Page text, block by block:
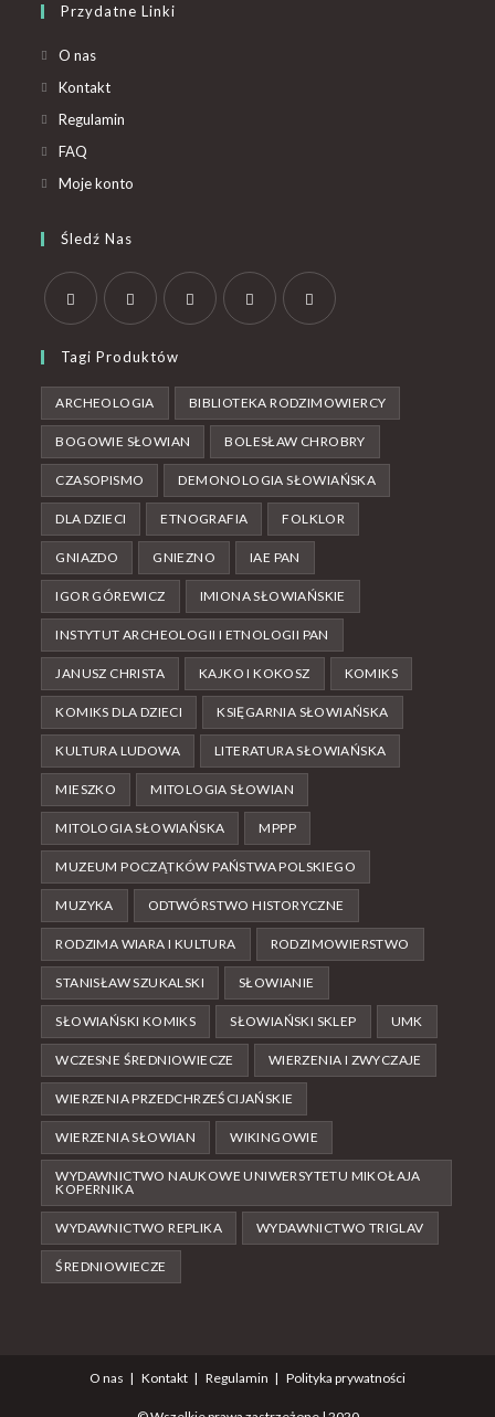
Przydatne Linki
O nas
Kontakt
Regulamin
FAQ
Moje konto
Śledź Nas
Tagi Produktów
ARCHEOLOGIA BIBLIOTEKA RODZIMOWIERCY
BOGOWIE SŁOWIAN BOLESŁAW CHROBRY
CZASOPISMO DEMONOLOGIA SŁOWIAŃSKA
DLA DZIECI ETNOGRAFIA FOLKLOR
GNIAZDO GNIEZNO IAE PAN
IGOR GÓREWICZ IMIONA SŁOWIAŃSKIE
INSTYTUT ARCHEOLOGII I ETNOLOGII PAN
JANUSZ CHRISTA KAJKO I KOKOSZ KOMIKS
KOMIKS DLA DZIECI KSIĘGARNIA SŁOWIAŃSKA
KULTURA LUDOWA LITERATURA SŁOWIAŃSKA
MIESZKO MITOLOGIA SŁOWIAN
MITOLOGIA SŁOWIAŃSKA MPPP
MUZEUM POCZĄTKÓW PAŃSTWA POLSKIEGO
MUZYKA ODTWÓRSTWO HISTORYCZNE
RODZIMA WIARA I KULTURA RODZIMOWIERSTWO
STANISŁAW SZUKALSKI SŁOWIANIE
SŁOWIAŃSKI KOMIKS SŁOWIAŃSKI SKLEP UMK
WCZESNE ŚREDNIOWIECZE WIERZENIA I ZWYCZAJE
WIERZENIA PRZEDCHRZEŚCIJAŃSKIE
WIERZENIA SŁOWIAN WIKINGOWIE
WYDAWNICTWO NAUKOWE UNIWERSYTETU MIKOŁAJA
KOPERNIKA
WYDAWNICTWO REPLIKA WYDAWNICTWO TRIGLAV
ŚREDNIOWIECZE
O nas Kontakt Regulamin Polityka prywatności